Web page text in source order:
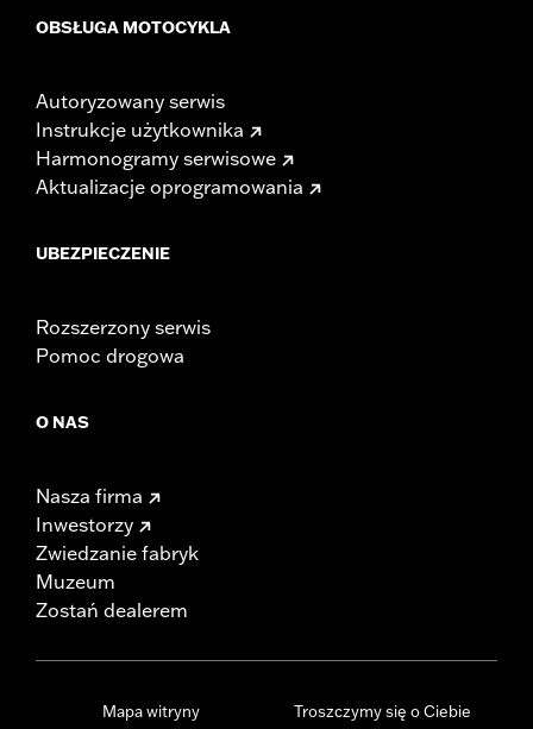
OBSŁUGA MOTOCYKLA
Autoryzowany serwis
Instrukcje użytkownika
Harmonogramy serwisowe
Aktualizacje oprogramowania
UBEZPIECZENIE
Rozszerzony serwis
Pomoc drogowa
O NAS
Nasza firma
Inwestorzy
Zwiedzanie fabryk
Muzeum
Zostań dealerem
Mapa witryny Troszczymy się o Ciebie